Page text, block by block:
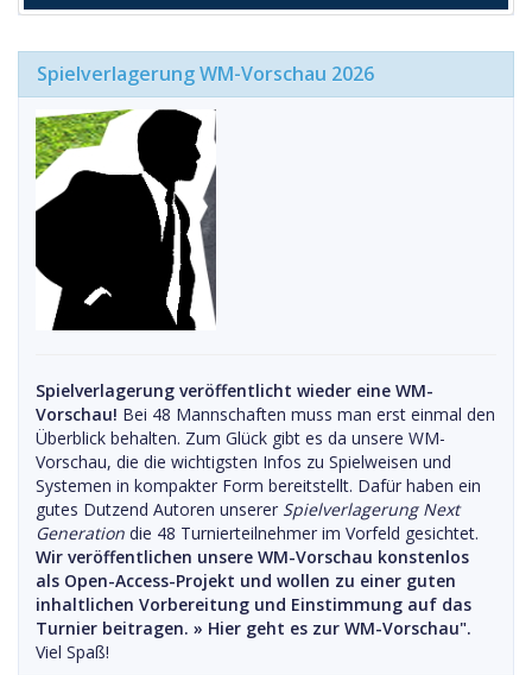
Spielverlagerung WM-Vorschau 2026
Spielverlagerung veröffentlicht wieder eine WM-
Vorschau! Bei 48 Mannschaften muss man erst einmal den
Überblick behalten. Zum Glück gibt es da unsere WM-
Vorschau, die die wichtigsten Infos zu Spielweisen und
Systemen in kompakter Form bereitstellt. Dafür haben ein
gutes Dutzend Autoren unserer Spielverlagerung Next
Generation die 48 Turnierteilnehmer im Vorfeld gesichtet.
Wir veröffentlichen unsere WM-Vorschau konstenlos
als Open-Access-Projekt und wollen zu einer guten
inhaltlichen Vorbereitung und Einstimmung auf das
Turnier beitragen. » Hier geht es zur WM-Vorschau".
Viel Spaß!